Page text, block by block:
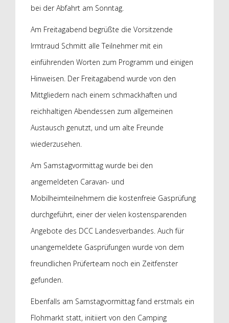
bei der Abfahrt am Sonntag.
Am Freitagabend begrüßte die Vorsitzende
Irmtraud Schmitt alle Teilnehmer mit ein
einführenden Worten zum Programm und einigen
Hinweisen. Der Freitagabend wurde von den
Mittgliedern nach einem schmackhaften und
reichhaltigen Abendessen zum allgemeinen
Austausch genutzt, und um alte Freunde
wiederzusehen.
Am Samstagvormittag wurde bei den
angemeldeten Caravan- und
Mobilheimteilnehmern die kostenfreie Gasprüfung
durchgeführt, einer der vielen kostensparenden
Angebote des DCC Landesverbandes. Auch für
unangemeldete Gasprüfungen wurde von dem
freundlichen Prüferteam noch ein Zeitfenster
gefunden.
Ebenfalls am Samstagvormittag fand erstmals ein
Flohmarkt statt, initiiert von den Camping